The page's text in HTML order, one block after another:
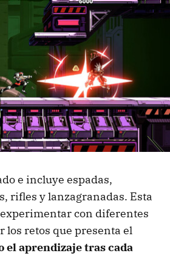
e incluye espadas,
rifles y lanzagranadas. Esta
con diferentes
los retos que presenta el
el aprendizaje tras cada